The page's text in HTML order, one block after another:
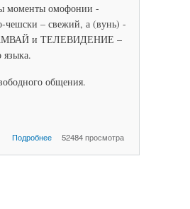
моменты омофонии -
чешски – свежий, а (вунь) -
ТРАМВАЙ и ТЕЛЕВИДЕНИЕ –
языка.
общения.
Подробнеео Приветствие
52484 просмотра